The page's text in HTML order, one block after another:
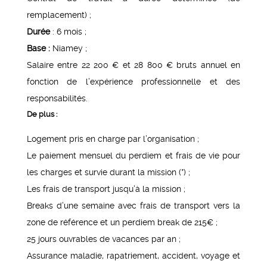
remplacement) ;
Durée: 6 mois ;
Base : Niamey ;
Salaire entre 22 200 € et 28 800 € bruts annuel en
fonction de l’expérience professionnelle et des
responsabilités.
De plus :
Logement pris en charge par l’organisation ;
Le paiement mensuel du perdiem et frais de vie pour
les charges et survie durant la mission (*) ;
Les frais de transport jusqu’à la mission ;
Breaks d’une semaine avec frais de transport vers la
zone de référence et un perdiem break de 215€ ;
25 jours ouvrables de vacances par an ;
Assurance maladie, rapatriement, accident, voyage et